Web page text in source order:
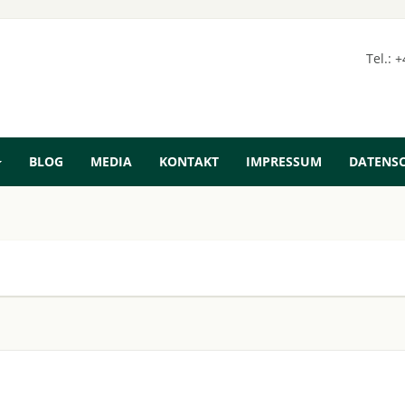
Tel.:
BLOG MEDIA KONTAKT IMPRESSUM